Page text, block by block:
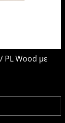
PL Wood με